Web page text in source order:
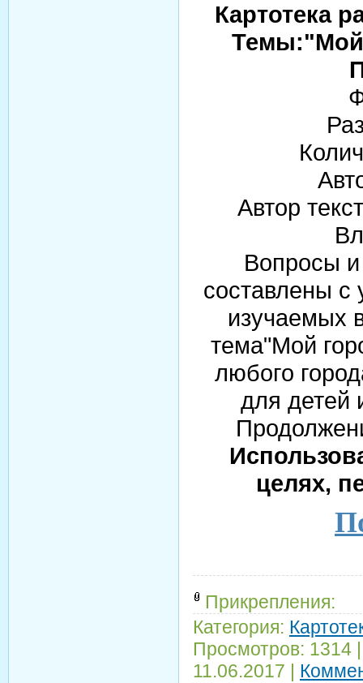
Картотека
Темы:"Мой
Автор
Вопросы и
составлены с
изучаемых
тема"Мой
любого
для детей
целях,
Прикрепления:
Категория:
Просмотров: 1314
11.06.2017